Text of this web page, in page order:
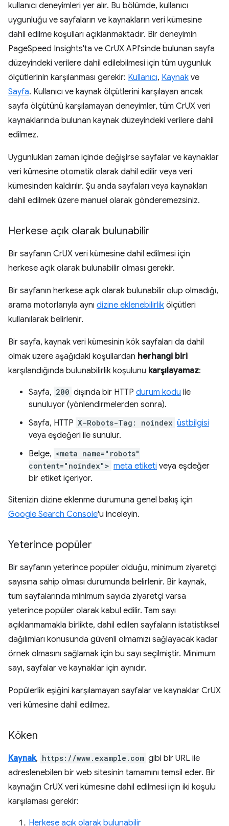
kullanıcı deneyimleri yer alır. Bu bölümde, kullanıcı
uygunluğu ve sayfaların ve kaynakların veri kümesine
dahil edilme koşulları açıklanmaktadır. Bir deneyimin
PageSpeed Insights'ta ve CrUX API'sinde bulunan sayfa
düzeyindeki verilere dahil edilebilmesi için tüm uygunluk
ölçütlerinin karşılanması gerekir: Kullanıcı, Kaynak ve
Sayfa. Kullanıcı ve kaynak ölçütlerini karşılayan ancak
sayfa ölçütünü karşılamayan deneyimler, tüm CrUX veri
kaynaklarında bulunan kaynak düzeyindeki verilere dahil
edilmez.
Uygunlukları zaman içinde değişirse sayfalar ve kaynaklar
veri kümesine otomatik olarak dahil edilir veya veri
kümesinden kaldırılır. Şu anda sayfaları veya kaynakları
dahil edilmek üzere manuel olarak gönderemezsiniz.
Herkese açık olarak bulunabilir
Bir sayfanın CrUX veri kümesine dahil edilmesi için
herkese açık olarak bulunabilir olması gerekir.
Bir sayfanın herkese açık olarak bulunabilir olup olmadığı,
arama motorlarıyla aynı dizine eklenebilirlik ölçütleri
kullanılarak belirlenir.
Bir sayfa, kaynak veri kümesinin kök sayfaları da dahil
olmak üzere aşağıdaki koşullardan herhangi biri
karşılandığında bulunabilirlik koşulunu karşılayamaz:
Sayfa, 200 dışında bir HTTP durum kodu ile
sunuluyor (yönlendirmelerden sonra).
Sayfa, HTTP X-Robots-Tag: noindex üstbilgisi
veya eşdeğeri ile sunulur.
Belge, <meta name="robots"
content="noindex"> meta etiketi veya eşdeğer
bir etiket içeriyor.
Sitenizin dizine eklenme durumuna genel bakış için
Google Search Console'u inceleyin.
Yeterince popüler
Bir sayfanın yeterince popüler olduğu, minimum ziyaretçi
sayısına sahip olması durumunda belirlenir. Bir kaynak,
tüm sayfalarında minimum sayıda ziyaretçi varsa
yeterince popüler olarak kabul edilir. Tam sayı
açıklanmamakla birlikte, dahil edilen sayfaların istatistiksel
dağılımları konusunda güvenli olmamızı sağlayacak kadar
örnek olmasını sağlamak için bu sayı seçilmiştir. Minimum
sayı, sayfalar ve kaynaklar için aynıdır.
Popülerlik eşiğini karşılamayan sayfalar ve kaynaklar CrUX
veri kümesine dahil edilmez.
Köken
Kaynak, https://www.example.com gibi bir URL ile
adreslenebilen bir web sitesinin tamamını temsil eder. Bir
kaynağın CrUX veri kümesine dahil edilmesi için iki koşulu
karşılaması gerekir:
Herkese açık olarak bulunabilir